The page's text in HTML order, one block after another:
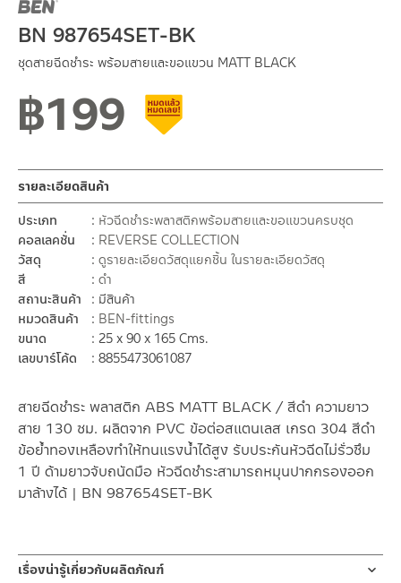
BN 987654SET-BK
ชุดสายฉีดชำระ พร้อมสายและขอแขวน MATT BLACK
฿199
สายฉีดชำระ พลาสติก ABS MATT BLACK / สีดำ ความยาว
สาย 130 ซม. ผลิตจาก PVC ข้อต่อสแตนเลส เกรด 304 สีดำ
ข้อย้ำทองเหลืองทำให้ทนแรงน้ำได้สูง รับประกันหัวฉีดไม่รั่วซึม
1 ปี ด้ามยาวจับถนัดมือ หัวฉีดชำระสามารถหมุนปากกรองออก
มาล้างได้ | BN 987654SET-BK
รายละเอียดสินค้า
ประเภท
หัวฉีดชำระพลาสติกพร้อมสายและขอแขวนครบชุด
คอลเลคชั่น
REVERSE COLLECTION
วัสดุ
ดูรายละเอียดวัสดุแยกชิ้น ในรายละเอียดวัสดุ
สี
ดำ
สถานะสินค้า
มีสินค้า
หมวดสินค้า
BEN-fittings
ขนาด
25 x 90 x 165 Cms.
เลขบาร์โค้ด
8855473061087
เรื่องน่ารู้เกี่ยวกับผลิตภัณฑ์